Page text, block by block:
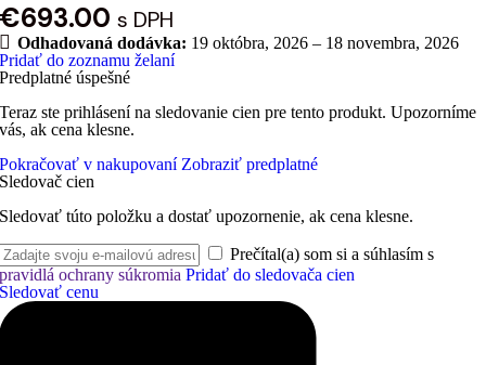
€693.00 s DPH
Odhadovaná dodávka: 19 októbra, 2026 – 18 novembra, 2026
Pridať do zoznamu želaní
Predplatné úspešné
Teraz ste prihlásení na sledovanie cien pre tento produkt. Upozorníme
vás, ak cena klesne.
Pokračovať v nakupovaní Zobraziť predplatné
Sledovač cien
Sledovať túto položku a dostať upozornenie, ak cena klesne.
Prečítal(a) som si a súhlasím s
pravidlá ochrany súkromia Pridať do sledovača cien
Sledovať cenu